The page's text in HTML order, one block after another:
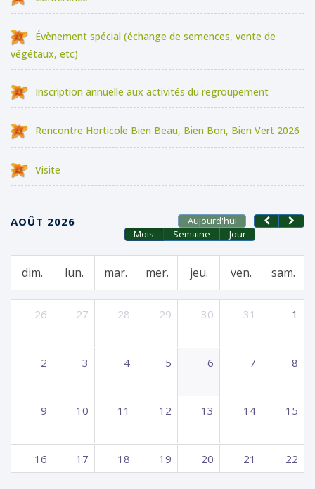
Évènement spécial (échange de semences, vente de
végétaux, etc)
Inscription annuelle aux activités du regroupement
Rencontre Horticole Bien Beau, Bien Bon, Bien Vert 2026
Visite
AOÛT 2026
Aujourd'hui
Mois
Semaine Jour
dim. lun. mar. mer. jeu. ven. sam.
26 27 28 29 30 31 1
2 3 4 5 6 7 8
9 10 11 12 13 14 15
16 17 18 19 20 21 22